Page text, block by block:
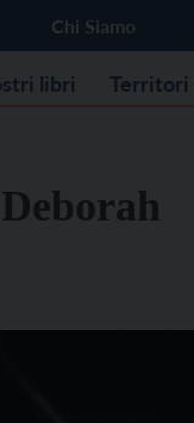
Chi Siamo
libri Territori